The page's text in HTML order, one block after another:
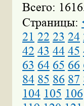
Всего:
Страницы:
21 22 23 24
42 43 44 45
63 64 65 66
84 85 86 87
104 105 106